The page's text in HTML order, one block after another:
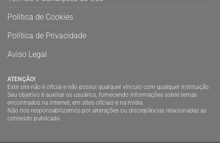
Política de Cookies
Política de Privacidade
Aviso Legal
ATENÇÃO!
Este site não é oficial e não possui qualquer vínculo com qualquer instituição.
Seu objetivo é auxiliar os usuários, fornecendo informações sobre temas
encontrados na internet, em sites oficiais e na mídia.
Não nos responsabilizamos por alterações ou discrepâncias relacionadas ao
conteúdo publicado.